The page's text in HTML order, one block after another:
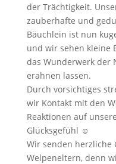
der Trächtigkeit.
zauberhafte und
Bäuchlein ist nun
und wir sehen kleine
das Wunderwerk der
erahnen lassen.
Durch vorsichtiges
wir Kontakt mit den
Reaktionen auf
Glücksgefühl ☺️
Wir senden herzliche
Welpeneltern, denn